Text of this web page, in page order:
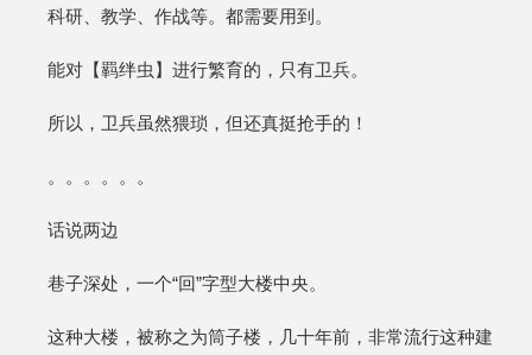
科研、教学、作战等。都需要用到。
能对【羁绊虫】进行繁育的，只有卫兵。
所以，卫兵虽然猥琐，但还真挺抢手的！
。。。。。。
话说两边
巷子深处，一个“回”字型大楼中央。
这种大楼，被称之为筒子楼，几十年前，非常流行这种建